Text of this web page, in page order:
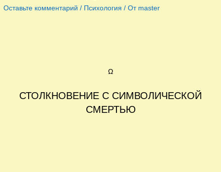
Оставьте комментарий / Психология / От master
Ω
СТОЛКНОВЕНИЕ С СИМВОЛИЧЕСКОЙ
СМЕРТЬЮ